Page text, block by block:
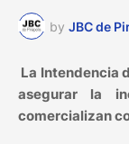
by JBC de
La Intendencia
asegurar la
comercializan